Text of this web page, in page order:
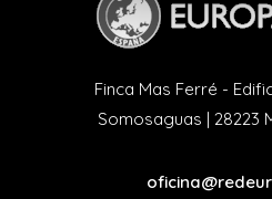
Finca Mas Ferré -
Somosaguas | 28223